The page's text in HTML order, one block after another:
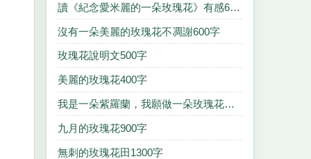
讀《紀念愛米麗的一朵玫瑰花》有感600字
沒有一朵美麗的玫瑰花不凋謝600字
玫瑰花說明文500字
美麗的玫瑰花400字
我是一朵紫羅蘭，我願做一朵玫瑰花、即使是一秒1000字
九月的玫瑰花900字
無刺的玫瑰花田1300字